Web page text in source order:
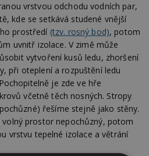
vrstvou odchodu vodních par,
kde se setkává studené vnější
prostředí (tzv. rosný bod), potom
uvnitř izolace. V zimě může
vytvoření kusů ledu, zhoršení
při oteplení a rozpuštění ledu
je zde ve hře
včetně těch nosných. Stropy
řešíme stejně jako stěny.
prostor nepochůzný, potom
vrstvu tepelné izolace a větrání